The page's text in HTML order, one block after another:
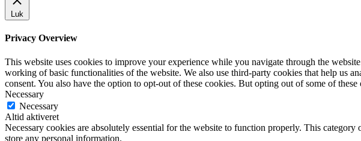
Luk
Privacy Overview
This website uses cookies to improve your experience while you navigate through the
working of basic functionalities of the website. We also use third-party cookies that help us
consent. You also have the option to opt-out of these cookies. But opting out of some of
Necessary
Necessary
Altid aktiveret
Necessary cookies are absolutely essential for the website to function properly. This
store any personal information.